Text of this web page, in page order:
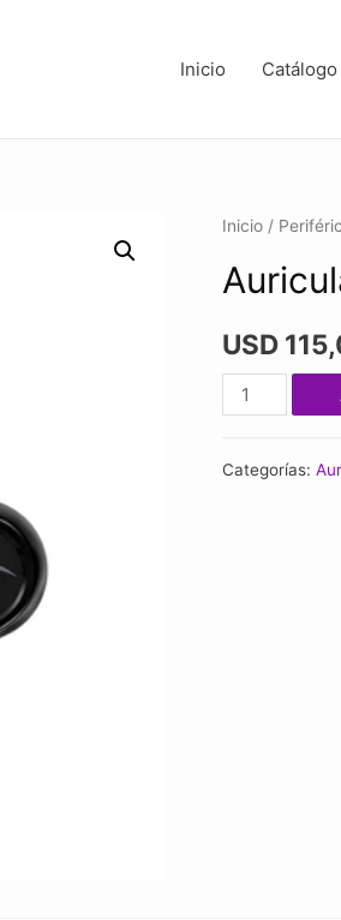
Inicio Catálogo
Inicio /
USD
Auriculares
HyperX
Buds
Categorías: